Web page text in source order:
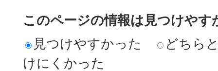
このページの情報は見つけやす
見つけやすかった
どちら
けにくかった